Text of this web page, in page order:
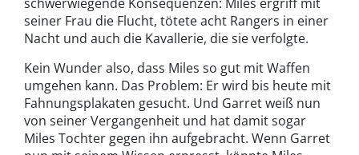
seiner Frau die Flucht, tötete acht Rangers in einer
Nacht und auch die Kavallerie, die sie verfolgte.
Kein Wunder also, dass Miles so gut mit Waffen
umgehen kann. Das Problem: Er wird bis heute mit
Fahnungsplakaten gesucht. Und Garret weiß nun
von seiner Vergangenheit und hat damit sogar
Miles Tochter gegen ihn aufgebracht. Wenn Garret